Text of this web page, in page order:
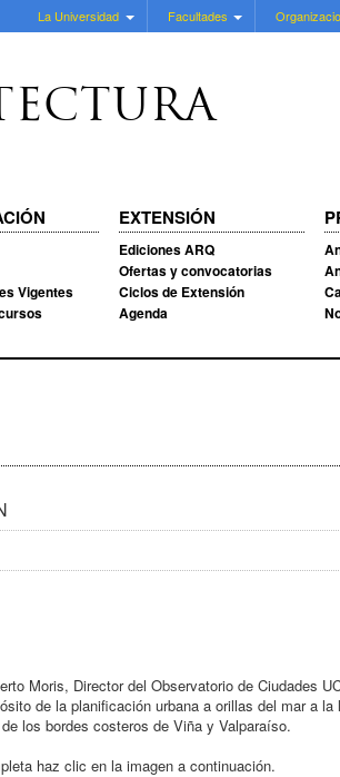
La Universidad Facultades
Vigentes
EXTENSIÓN
Ediciones ARQ
Ofertas y convocatorias
Ciclos de Extensión
Agenda
Moris, Director del Observatorio de Ciudades
de la planificación urbana a orillas del mar a
los bordes costeros de Viña y Valparaíso.
haz clic en la imagen a continuación.